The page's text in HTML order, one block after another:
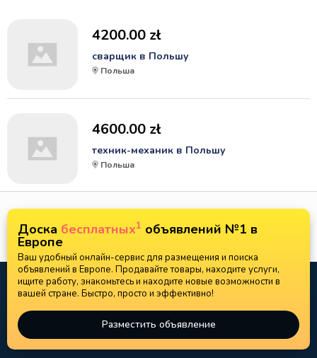
4200.00 zł
сварщик в Польшу
Польша
4600.00 zł
техник-механик в Польшу
Польша
Доска бесплатных1 объявлений №1 в
Европе
Ваш удобный онлайн-сервис для размещения и поиска
объявлений в Европе. Продавайте товары, находите услуги,
ищите работу, знакомьтесь и находите новые возможности в
вашей стране. Быстро, просто и эффективно!
Разместить объявление